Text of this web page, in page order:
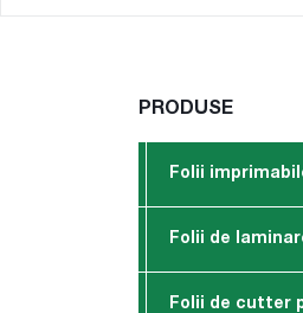
PRODUSE
Folii
Folii de
Folii de cutter